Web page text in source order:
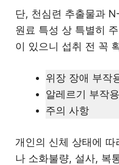
단, 천심련 추출물과
원료 특성 상 특별히
이 있으니 섭취 전 꼭
위장 장애 부작
알레르기 부작용
주의 사항
개인의 신체 상태에
나 소화불량, 설사, 복